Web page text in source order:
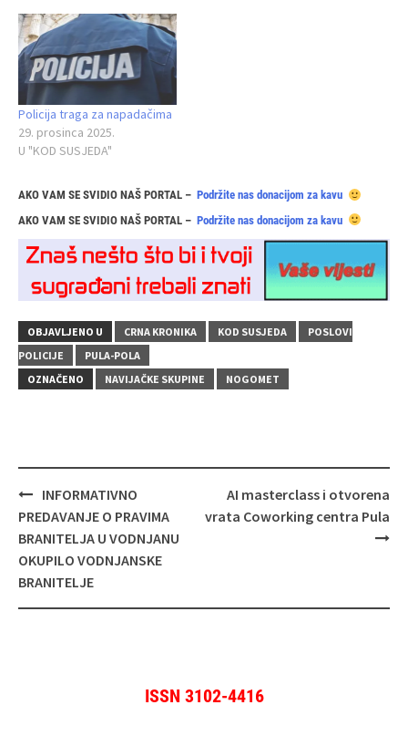
Policija traga za napadačima
29. prosinca 2025.
U "KOD SUSJEDA"
AKO VAM SE SVIDIO NAŠ PORTAL – Podržite nas donacijom za kavu
AKO VAM SE SVIDIO NAŠ PORTAL – Podržite nas donacijom za kavu
OBJAVLJENO U CRNA KRONIKA KOD SUSJEDA
POSLOVI
POLICIJE
PULA-POLA
OZNAČENO
NAVIJAČKE SKUPINE NOGOMET
Navigacija
objava
INFORMATIVNO
PREDAVANJE O PRAVIMA
BRANITELJA U VODNJANU
OKUPILO VODNJANSKE
BRANITELJE
AI masterclass i otvorena
vrata Coworking centra Pula
ISSN 3102-4416